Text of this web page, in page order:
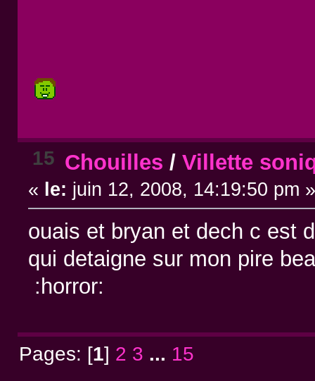
15 Chouilles / Villette
« le: juin 12, 2008, 14:19:50 pm
ouais et bryan et dech c est
qui detaigne sur mon pire
:horror:
Pages: [1] 2 3 ... 15